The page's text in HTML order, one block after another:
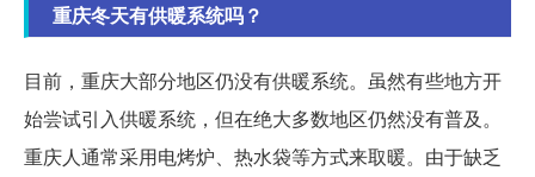
重庆冬天有供暖系统吗？
目前，重庆大部分地区仍没有供暖系统。虽然有些地方开
始尝试引入供暖系统，但在绝大多数地区仍然没有普及。
重庆人通常采用电烤炉、热水袋等方式来取暖。由于缺乏